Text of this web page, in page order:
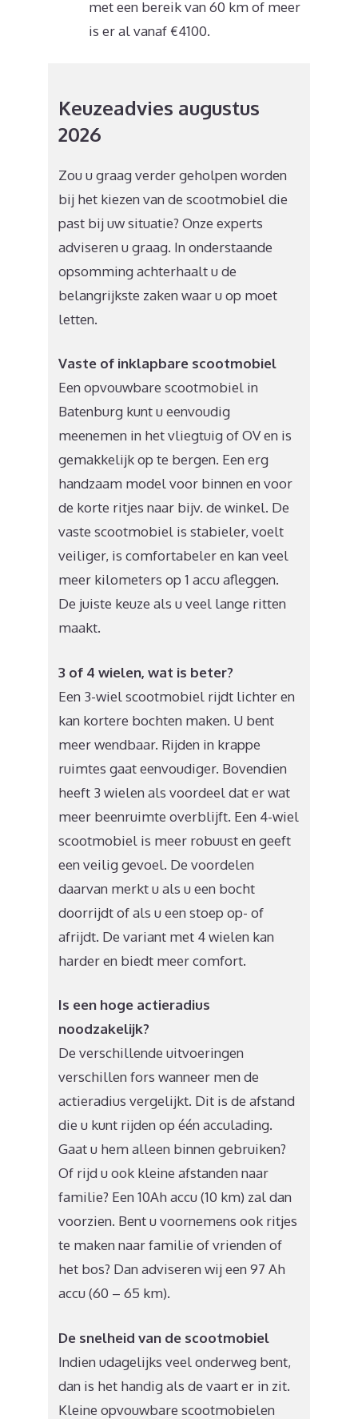
met een bereik van 60 km of meer
is er al vanaf €4100.
Keuzeadvies augustus
2026
Zou u graag verder geholpen worden
bij het kiezen van de scootmobiel die
past bij uw situatie? Onze experts
adviseren u graag. In onderstaande
opsomming achterhaalt u de
belangrijkste zaken waar u op moet
letten.
Vaste of inklapbare scootmobiel
Een opvouwbare scootmobiel in
Batenburg kunt u eenvoudig
meenemen in het vliegtuig of OV en is
gemakkelijk op te bergen. Een erg
handzaam model voor binnen en voor
de korte ritjes naar bijv. de winkel. De
vaste scootmobiel is stabieler, voelt
veiliger, is comfortabeler en kan veel
meer kilometers op 1 accu afleggen.
De juiste keuze als u veel lange ritten
maakt.
3 of 4 wielen, wat is beter?
Een 3-wiel scootmobiel rijdt lichter en
kan kortere bochten maken. U bent
meer wendbaar. Rijden in krappe
ruimtes gaat eenvoudiger. Bovendien
heeft 3 wielen als voordeel dat er wat
meer beenruimte overblijft. Een 4-wiel
scootmobiel is meer robuust en geeft
een veilig gevoel. De voordelen
daarvan merkt u als u een bocht
doorrijdt of als u een stoep op- of
afrijdt. De variant met 4 wielen kan
harder en biedt meer comfort.
Is een hoge actieradius
noodzakelijk?
De verschillende uitvoeringen
verschillen fors wanneer men de
actieradius vergelijkt. Dit is de afstand
die u kunt rijden op één acculading.
Gaat u hem alleen binnen gebruiken?
Of rijd u ook kleine afstanden naar
familie? Een 10Ah accu (10 km) zal dan
voorzien. Bent u voornemens ook ritjes
te maken naar familie of vrienden of
het bos? Dan adviseren wij een 97 Ah
accu (60 – 65 km).
De snelheid van de scootmobiel
Indien udagelijks veel onderweg bent,
dan is het handig als de vaart er in zit.
Kleine opvouwbare scootmobielen